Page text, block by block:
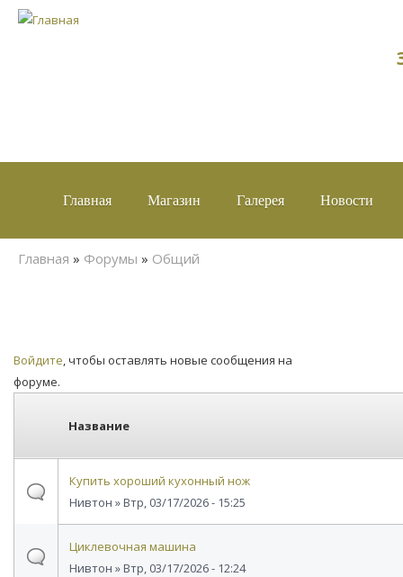
Главная Магазин Галерея Новости
Вы здесь
Главная » Форумы » Общий
Войдите, чтобы оставлять новые сообщения на
форуме.
Название
Купить хороший кухонный нож
Нивтон » Втр, 03/17/2026 - 15:25
Циклевочная машина
Нивтон » Втр, 03/17/2026 - 12:24